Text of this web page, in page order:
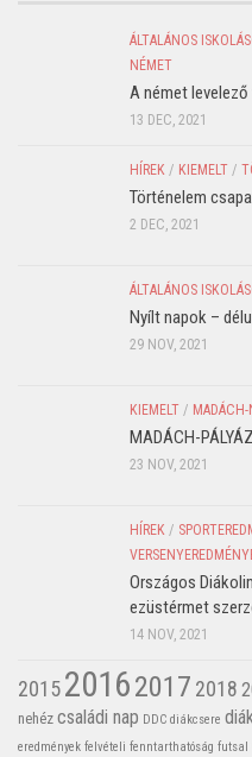
ÁLTALÁNOS
NÉMET
A német
13 DEC, 2021
HÍREK / KIEMELT /
Történelem
2 DEC, 2021
ÁLTALÁNOS
Nyílt napok –
29 NOV, 2021
KIEMELT / MADÁCH-
MADÁCH-
23 NOV, 2021
HÍREK /
Országos
ezüstérmet
14 NOV, 2021
201520162017 2018
nehéz családi nap DDC diákcsere
eredmények felvételi fenntarthatóság futsal